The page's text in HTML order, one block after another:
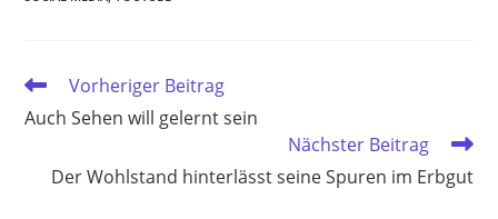
Weitere
ansehen
Vorheriger Beitrag
Auch Sehen will gelernt sein
Nächster Beitrag
Der Wohlstand hinterlässt seine Spuren im Erbgut